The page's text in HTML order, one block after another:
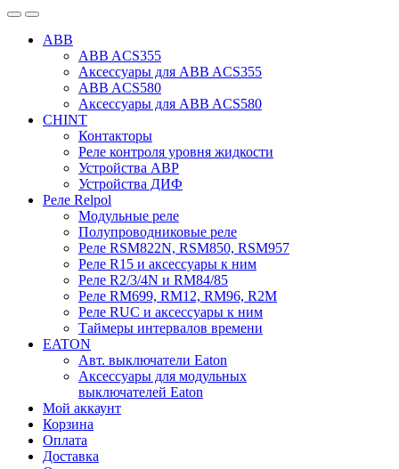
ABB
ABB ACS355
Аксессуары для ABB ACS355
ABB ACS580
Аксессуары для ABB ACS580
CHINT
Контакторы
Реле контроля уровня жидкости
Устройства АВР
Устройства ДИФ
Реле Relpol
Модульные реле
Полупроводниковые реле
Реле RSM822N, RSM850, RSM957
Реле R15 и аксессуары к ним
Реле R2/3/4N и RM84/85
Реле RM699, RM12, RM96, R2M
Реле RUC и аксессуары к ним
Таймеры интервалов времени
EATON
Авт. выключатели Eaton
Аксессуары для модульных
выключателей Eaton
Мой аккаунт
Корзина
Оплата
Доставка